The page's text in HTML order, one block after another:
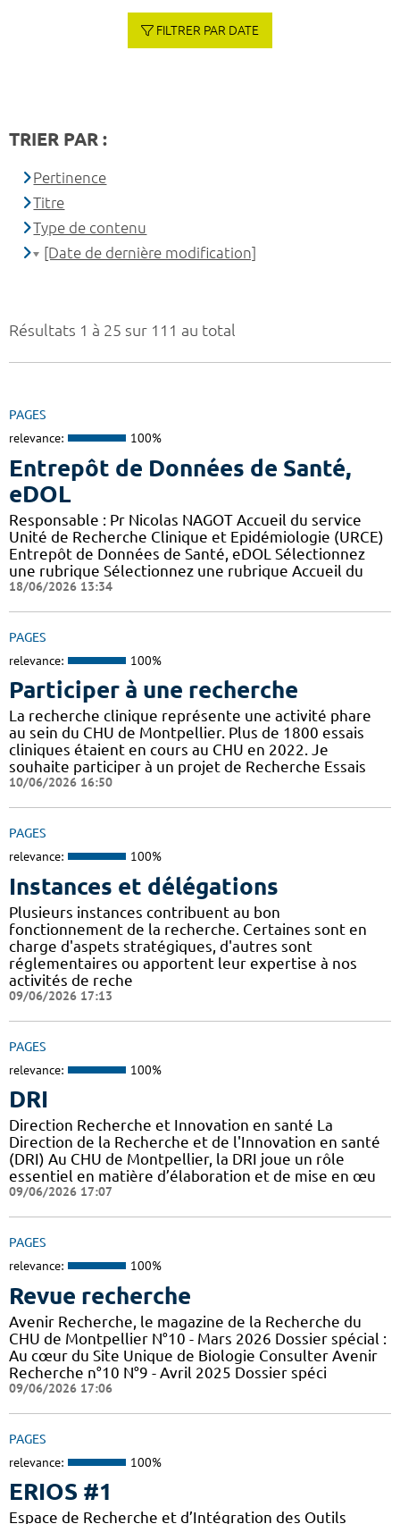
Résultats 1 à 25 sur 111 au total
PAGES
relevance: 100%
Entrepôt de Données de Santé,
eDOL
Responsable : Pr Nicolas NAGOT Accueil du service
Unité de Recherche Clinique et Epidémiologie (URCE)
Entrepôt de Données de Santé, eDOL Sélectionnez
une rubrique Sélectionnez une rubrique Accueil du
18/06/2026 13:34
PAGES
relevance: 100%
Participer à une recherche
La recherche clinique représente une activité phare
au sein du CHU de Montpellier. Plus de 1800 essais
cliniques étaient en cours au CHU en 2022. Je
souhaite participer à un projet de Recherche Essais
10/06/2026 16:50
PAGES
relevance: 100%
Instances et délégations
Plusieurs instances contribuent au bon
fonctionnement de la recherche. Certaines sont en
charge d'aspets stratégiques, d'autres sont
réglementaires ou apportent leur expertise à nos
activités de reche
09/06/2026 17:13
PAGES
relevance: 100%
DRI
Direction Recherche et Innovation en santé La
Direction de la Recherche et de l'Innovation en santé
(DRI) Au CHU de Montpellier, la DRI joue un rôle
essentiel en matière d’élaboration et de mise en œu
09/06/2026 17:07
PAGES
relevance: 100%
Revue recherche
Avenir Recherche, le magazine de la Recherche du
CHU de Montpellier N°10 - Mars 2026 Dossier spécial :
Au cœur du Site Unique de Biologie Consulter Avenir
Recherche n°10 N°9 - Avril 2025 Dossier spéci
09/06/2026 17:06
PAGES
relevance: 100%
ERIOS #1
Espace de Recherche et d’Intégration des Outils
FILTRER PAR DATE
TRIER PAR :
Pertinence
Titre
Type de contenu
[Date de dernière modification]